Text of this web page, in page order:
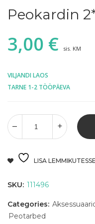
Peokardin
3,00 € sis. KM
VILJANDI LAOS
TARNE 1-2 TÖÖPÄEVA
LISA LEMMIKUTESSE
SKU: 111496
Categories:
Peotarbed